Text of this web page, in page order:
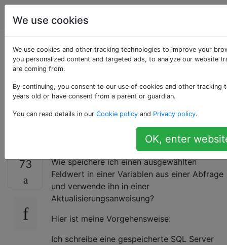
Programmierung
Wie ordne ich einer
Variablen ein
ausgewähltes
Ergebnis zu?
73
Wie speichere ich einen ausgewählten
Feldwert in einer Variablen aus einer Abfrage
und verwende ihn in einer
Aktualisierungsanweisung?
Hier ist meine Vorgehensweise:
Ich schreibe eine gespeicherte SQL Server
We use cookies
We use cookies and other tracking technologies to improve your
you personalized content and targeted ads, to analyze our website
are coming from.
By continuing, you consent to our use of cookies and other tracking
years old or have consent from a parent or guardian.
You can read details in our Cookie policy and Privacy policy.
OK, enter